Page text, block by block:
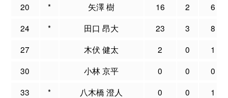
20
* 矢澤 樹 16 2
6
24
* 田口 昂大 23 3
8
27
木伏 健太 2 0
1
30
小林 京平 0 0
0
33
* 八木橋 澄人 0 0 1